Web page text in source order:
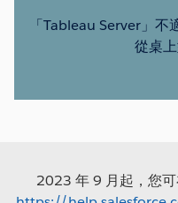
「Tableau Server」
從桌上
2023 年 9 月起，您可